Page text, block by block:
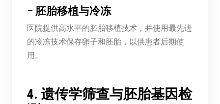
– 胚胎移植与冷冻
医院提供高水平的胚胎移植技术，并使用最先进
的冷冻技术保存卵子和胚胎，以供患者后期使
用。
4. 遗传学筛查与胚胎基因检